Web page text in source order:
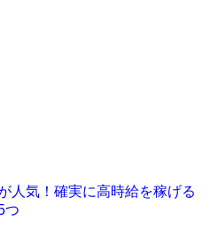
人気！確実に高時給を稼げる
つ